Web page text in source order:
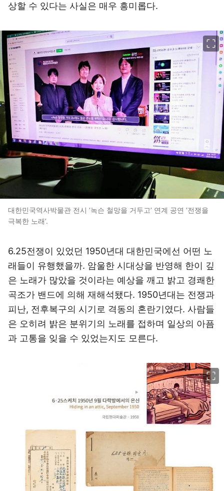
상할 수 있다는 사실은 매우 흥미롭다.
대한민국역사박물관 전시 ‘녹슨 철망을 거두고’ 연계 공연 ‘전쟁을
극복한 노래’.
6.25전쟁이 있었던 1950년대 대한민국에선 어떤 노
래들이 유행했을까. 암울한 시대상을 반영해 한이 깊
은 노래가 많았을 것이라는 예상을 깨고 밝고 경쾌한
곡조가 밴드에 의해 재해석됐다. 1950년대는 전쟁과
피난, 전후복구의 시기로 격동의 혼란기였다. 사람들
은 오히려 밝은 분위기의 노래를 접하며 일상의 아픔
과 고통을 잊을 수 있었는지도 모른다.